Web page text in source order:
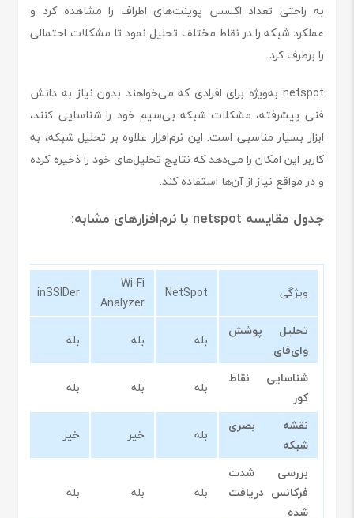
به راحتی تعداد اکسس پوینت‌های اطراف را مشاهده کرد و
عملکرد شبکه را در نقاط مختلف تحلیل نمود تا مشکلات احتمالی
را برطرف کرد.
netspot به‌ویژه برای افرادی که می‌خواهند بدون نیاز به دانش
فنی پیشرفته، مشکلات شبکه بی‌سیم خود را شناسایی کنند،
ابزار بسیار مناسبی است. این نرم‌افزار علاوه بر تحلیل شبکه، به
کاربر این امکان را می‌دهد که نتایج تحلیل‌های خود را ذخیره کرده
و در مواقع نیاز از آن‌ها استفاده کند.
جدول مقایسه netspot با نرم‌افزارهای مشابه:
ویژگی NetSpot
Wi-Fi
Analyzer
inSSIDer
تحلیل پوشش
وای‌فای
بله بله بله
شناسایی نقاط
کور
بله بله بله
نقشه بصری
شبکه
بله خیر خیر
بررسی شدت
فرکانس دریافت
شده
بله بله بله